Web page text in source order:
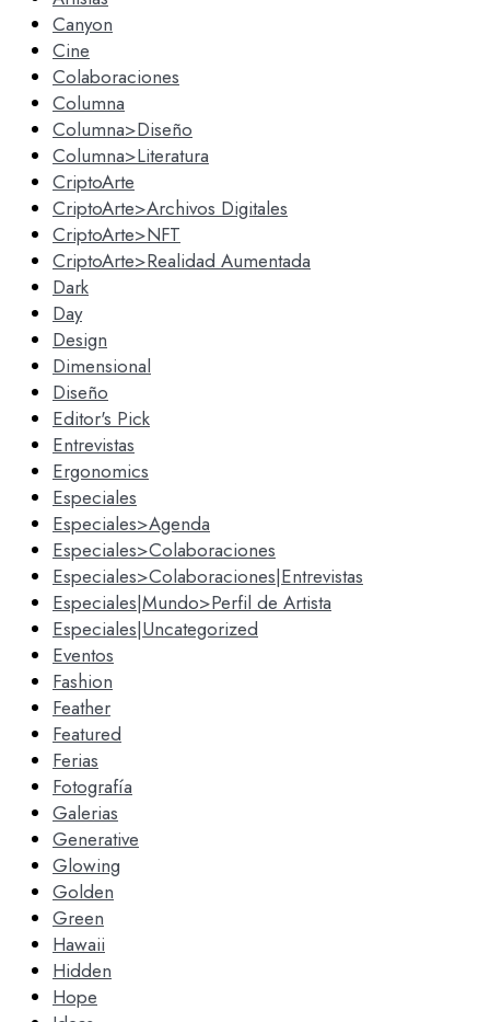
Canyon
Cine
Colaboraciones
Columna
Columna>Diseño
Columna>Literatura
CriptoArte
CriptoArte>Archivos Digitales
CriptoArte>NFT
CriptoArte>Realidad Aumentada
Dark
Day
Design
Dimensional
Diseño
Editor's Pick
Entrevistas
Ergonomics
Especiales
Especiales>Agenda
Especiales>Colaboraciones
Especiales>Colaboraciones|Entrevistas
Especiales|Mundo>Perfil de Artista
Especiales|Uncategorized
Eventos
Fashion
Feather
Featured
Ferias
Fotografía
Galerias
Generative
Glowing
Golden
Green
Hawaii
Hidden
Hope